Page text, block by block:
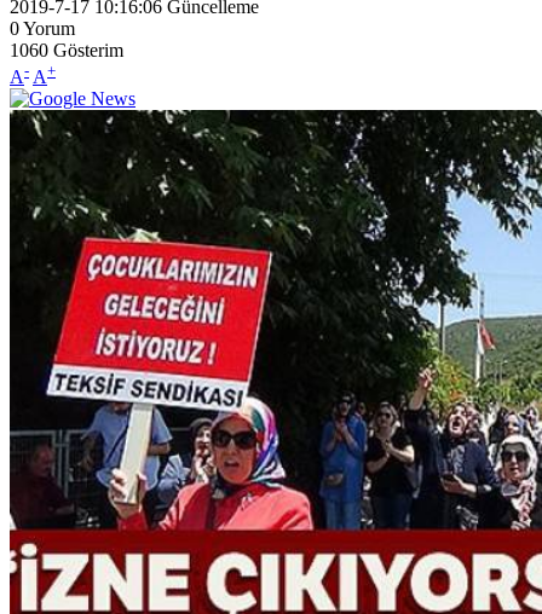
2019-7-17 10:16:06 Güncelleme
0Yorum
1060 Gösterim
A- A+